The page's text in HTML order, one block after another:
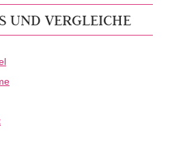
UND VERGLEICHE